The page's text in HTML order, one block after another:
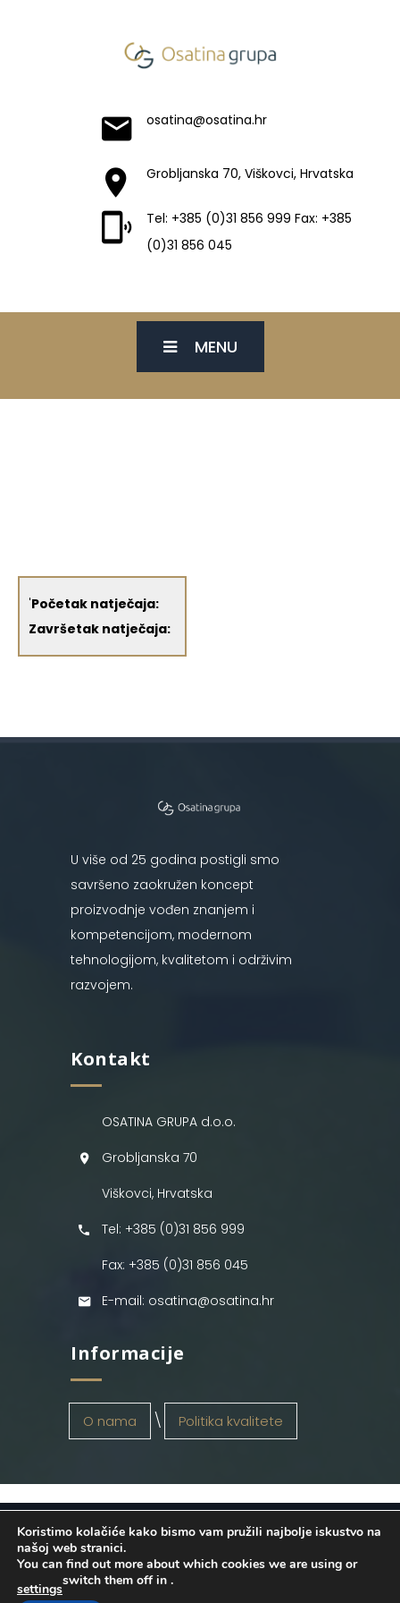
osatina@osatina.hr
Grobljanska 70, Viškovci, Hrvatska
Tel: +385 (0)31 856 999 Fax: +385
(0)31 856 045
MENU
'Početak natječaja:
Završetak natječaja:
U više od 25 godina postigli smo
savršeno zaokružen koncept
proizvodnje vođen znanjem i
kompetencijom, modernom
tehnologijom, kvalitetom i održivim
razvojem.
Kontakt
OSATINA GRUPA d.o.o.
Grobljanska 70
Viškovci, Hrvatska
Tel: +385 (0)31 856 999
Fax: +385 (0)31 856 045
E-mail: osatina@osatina.hr
Informacije
O nama Politika kvalitete
OSATINA GRUPA d.o.o. 2026
. Configured
byINFOS Osijek. Sva prava pridržana.
Koristimo kolačiće kako bismo vam pružili najbolje iskustvo na
našoj web stranici.
You can find out more about which cookies we are using or
switch them off in
settings
.